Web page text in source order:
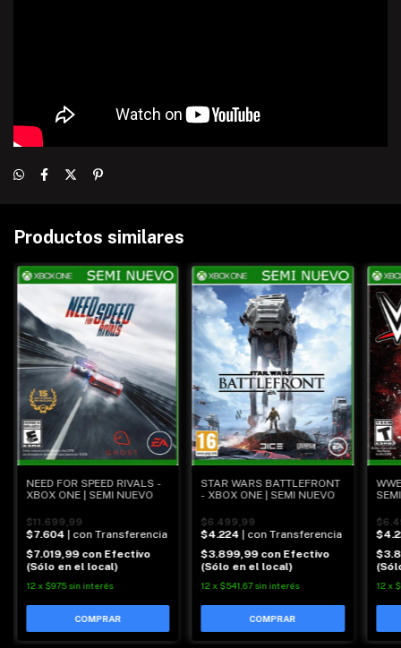
Productos similares
NEED FOR SPEED RIVALS -
XBOX ONE | SEMI NUEVO
$11.699,99
$7.604 | con Transferencia
$7.019,99 con Efectivo
(Sólo en el local)
12 x $975 sin interés
STAR WARS BATTLEFRONT
- XBOX ONE | SEMI NUEVO
$6.499,99
$4.224 | con Transferencia
$3.899,99 con Efectivo
(Sólo en el local)
12 x $541,67 sin interés 12 x